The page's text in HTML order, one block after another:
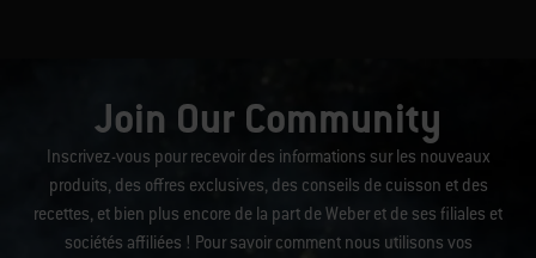
Join Our Community
Inscrivez-vous pour recevoir des informations sur les nouveaux
produits, des offres exclusives, des conseils de cuisson et des
recettes, et bien plus encore de la part de Weber et de ses filiales et
sociétés affiliées ! Pour savoir comment nous utilisons vos